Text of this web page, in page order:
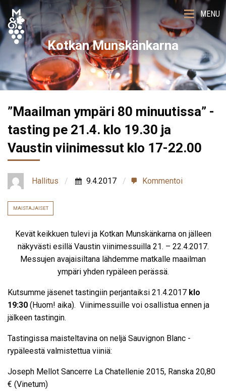
Kotkan Munskänkarna
MENU
”Maailman ympäri 80 minuutissa” -
tasting pe 21.4. klo 19.30 ja
Vaustin viinimessut klo 17-22.00
Hallitus 9.4.2017 Kommentoi
MAISTAJAISET
Kevät keikkuen tulevi ja Kotkan Munskänkarna on jälleen
näkyvästi esillä Vaustin viinimessuilla 21. – 22.4.2017.
Messujen avajaisiltana lähdemme matkalle maailman
ympäri yhden rypäleen perässä.
Kutsumme jäsenet tastingiin perjantaiksi 21.4.2017 klo
19:30 (Huom! aika). Viinimessuille voi osallistua ennen ja
jälkeen tastingin.
Tastingissa maisteltavina on neljä Sauvignon Blanc -
rypäleestä valmistettua viiniä:
Joseph Mellot Sancerre La Chatellenie 2015, Ranska 20,80
€ (Vinetum)